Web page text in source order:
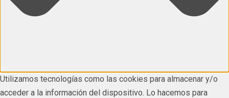
Utilizamos tecnologías como las cookies para almacenar y/o
acceder a la información del dispositivo. Lo hacemos para